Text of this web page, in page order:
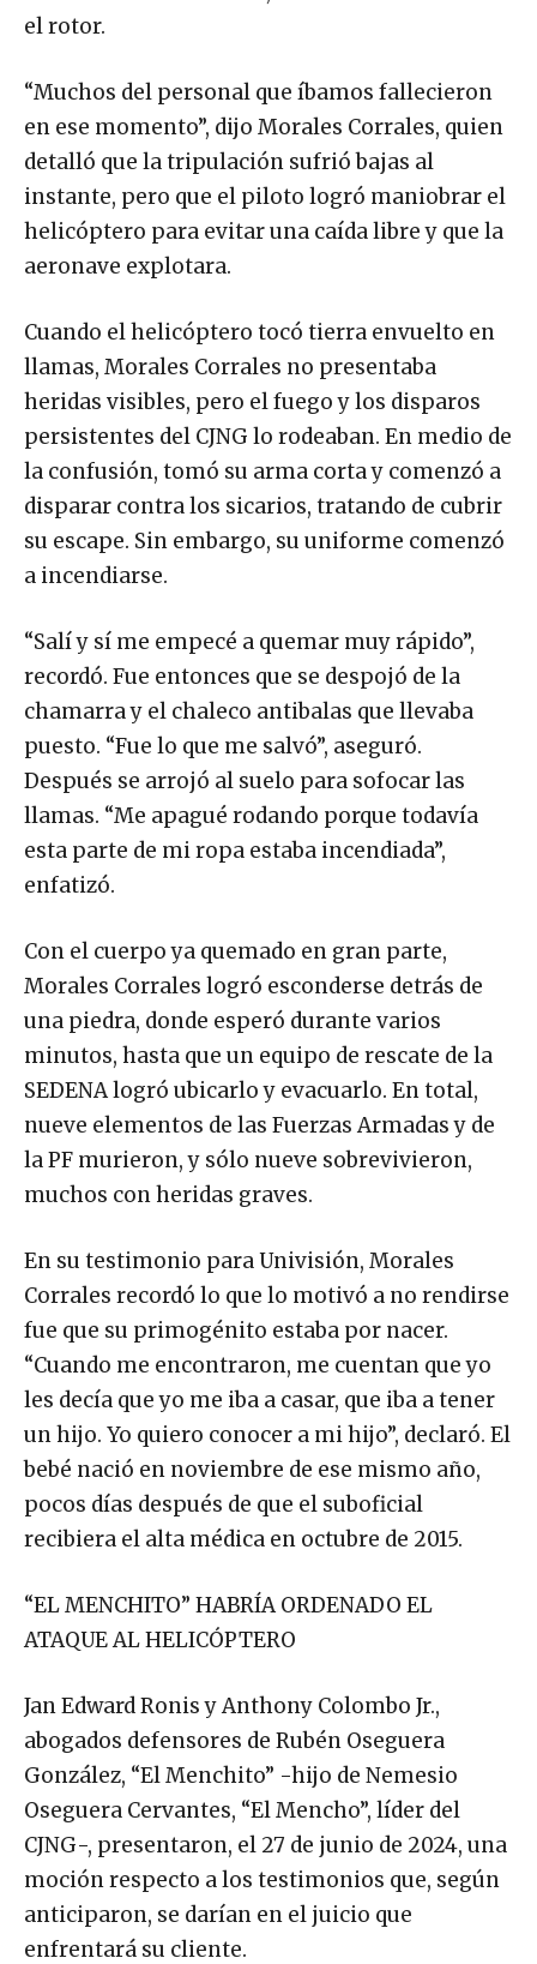
el rotor.
“Muchos del personal que íbamos fallecieron
en ese momento”, dijo Morales Corrales, quien
detalló que la tripulación sufrió bajas al
instante, pero que el piloto logró maniobrar el
helicóptero para evitar una caída libre y que la
aeronave explotara.
Cuando el helicóptero tocó tierra envuelto en
llamas, Morales Corrales no presentaba
heridas visibles, pero el fuego y los disparos
persistentes del CJNG lo rodeaban. En medio de
la confusión, tomó su arma corta y comenzó a
disparar contra los sicarios, tratando de cubrir
su escape. Sin embargo, su uniforme comenzó
a incendiarse.
“Salí y sí me empecé a quemar muy rápido”,
recordó. Fue entonces que se despojó de la
chamarra y el chaleco antibalas que llevaba
puesto. “Fue lo que me salvó”, aseguró.
Después se arrojó al suelo para sofocar las
llamas. “Me apagué rodando porque todavía
esta parte de mi ropa estaba incendiada”,
enfatizó.
Con el cuerpo ya quemado en gran parte,
Morales Corrales logró esconderse detrás de
una piedra, donde esperó durante varios
minutos, hasta que un equipo de rescate de la
SEDENA logró ubicarlo y evacuarlo. En total,
nueve elementos de las Fuerzas Armadas y de
la PF murieron, y sólo nueve sobrevivieron,
muchos con heridas graves.
En su testimonio para Univisión, Morales
Corrales recordó lo que lo motivó a no rendirse
fue que su primogénito estaba por nacer.
“Cuando me encontraron, me cuentan que yo
les decía que yo me iba a casar, que iba a tener
un hijo. Yo quiero conocer a mi hijo”, declaró. El
bebé nació en noviembre de ese mismo año,
pocos días después de que el suboficial
recibiera el alta médica en octubre de 2015.
“EL MENCHITO” HABRÍA ORDENADO EL
ATAQUE AL HELICÓPTERO
Jan Edward Ronis y Anthony Colombo Jr.,
abogados defensores de Rubén Oseguera
González, “El Menchito” -hijo de Nemesio
Oseguera Cervantes, “El Mencho”, líder del
CJNG-, presentaron, el 27 de junio de 2024, una
moción respecto a los testimonios que, según
anticiparon, se darían en el juicio que
enfrentará su cliente.